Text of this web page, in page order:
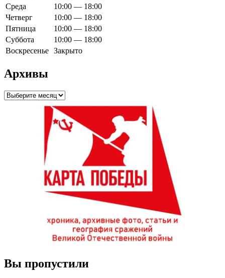
Среда
10:00 — 18:00
Четверг
10:00 — 18:00
Пятница
10:00 — 18:00
Суббота
10:00 — 18:00
Воскресенье Закрыто
Архивы
Архивы
Вы пропустили